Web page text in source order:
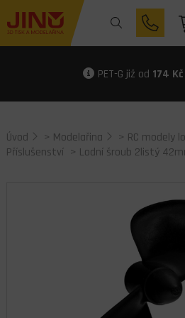
PET-G již od 174
Úvod > Modelařina > RC modely
Příslušenství > Lodní šroub 2listý